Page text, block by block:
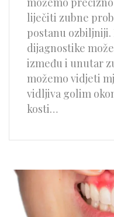
liječiti zubne
postanu ozbiljniji.
dijagnostike
između i unutar
možemo vidjeti
vidljiva golim
kosti…